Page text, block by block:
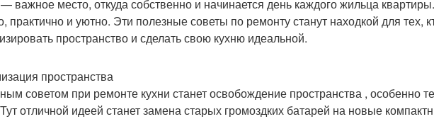
важное место, откуда собственно и начинается день каждого жильца
практично и уютно. Эти полезные советы по ремонту станут находкой для тех,
пространство и сделать свою кухню идеальной.
пространства
советом при ремонте кухни станет освобождение пространства , особенно
отличной идеей станет замена старых громоздких батарей на новые